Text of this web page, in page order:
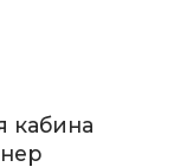
кабина